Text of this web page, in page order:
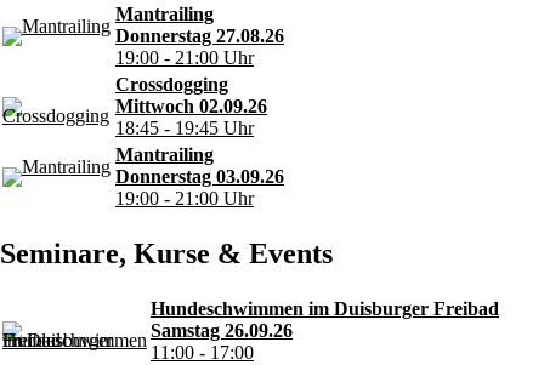
Mantrailing
Donnerstag 27.08.26
19:00 - 21:00 Uhr
Crossdogging
Mittwoch 02.09.26
18:45 - 19:45 Uhr
Mantrailing
Donnerstag 03.09.26
19:00 - 21:00 Uhr
Seminare, Kurse & Events
Hundeschwimmen im Duisburger Freibad
Samstag 26.09.26
11:00 - 17:00